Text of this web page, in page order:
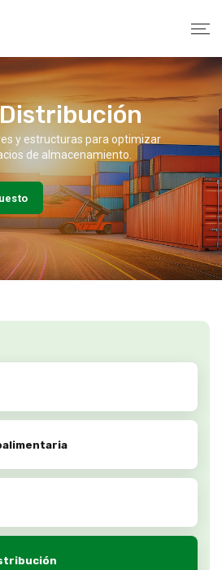
y estructuras para optimizar
de almacenamiento.